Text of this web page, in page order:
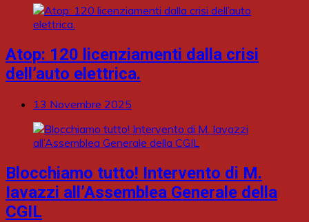
Atop: 120 licenziamenti dalla crisi
dell’auto elettrica.
13 Novembre 2025
Blocchiamo tutto! Intervento di M.
Iavazzi all’Assemblea Generale della
CGIL